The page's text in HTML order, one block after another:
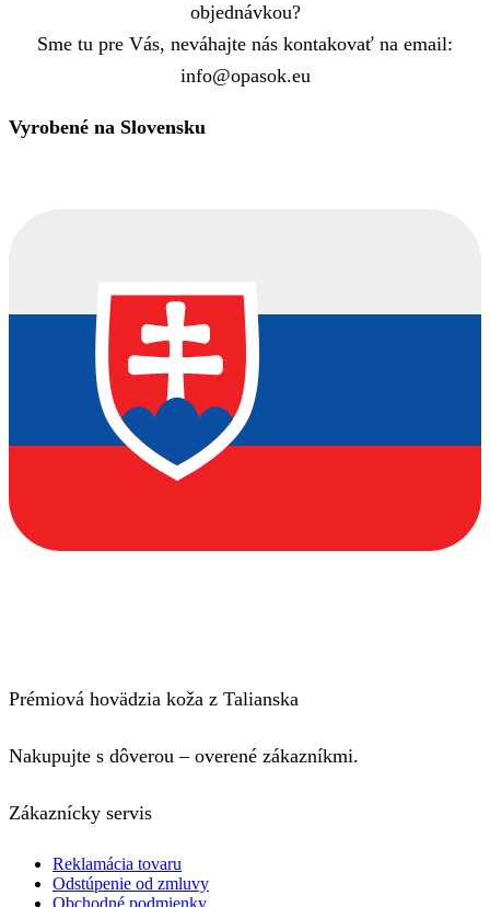
objednávkou?
Sme tu pre Vás, neváhajte nás kontakovať na email:
info@opasok.eu
Vyrobené na Slovensku
Prémiová hovädzia koža z Talianska
Nakupujte s dôverou – overené zákazníkmi.
Zákaznícky servis
Reklamácia tovaru
Odstúpenie od zmluvy
Obchodné podmienky